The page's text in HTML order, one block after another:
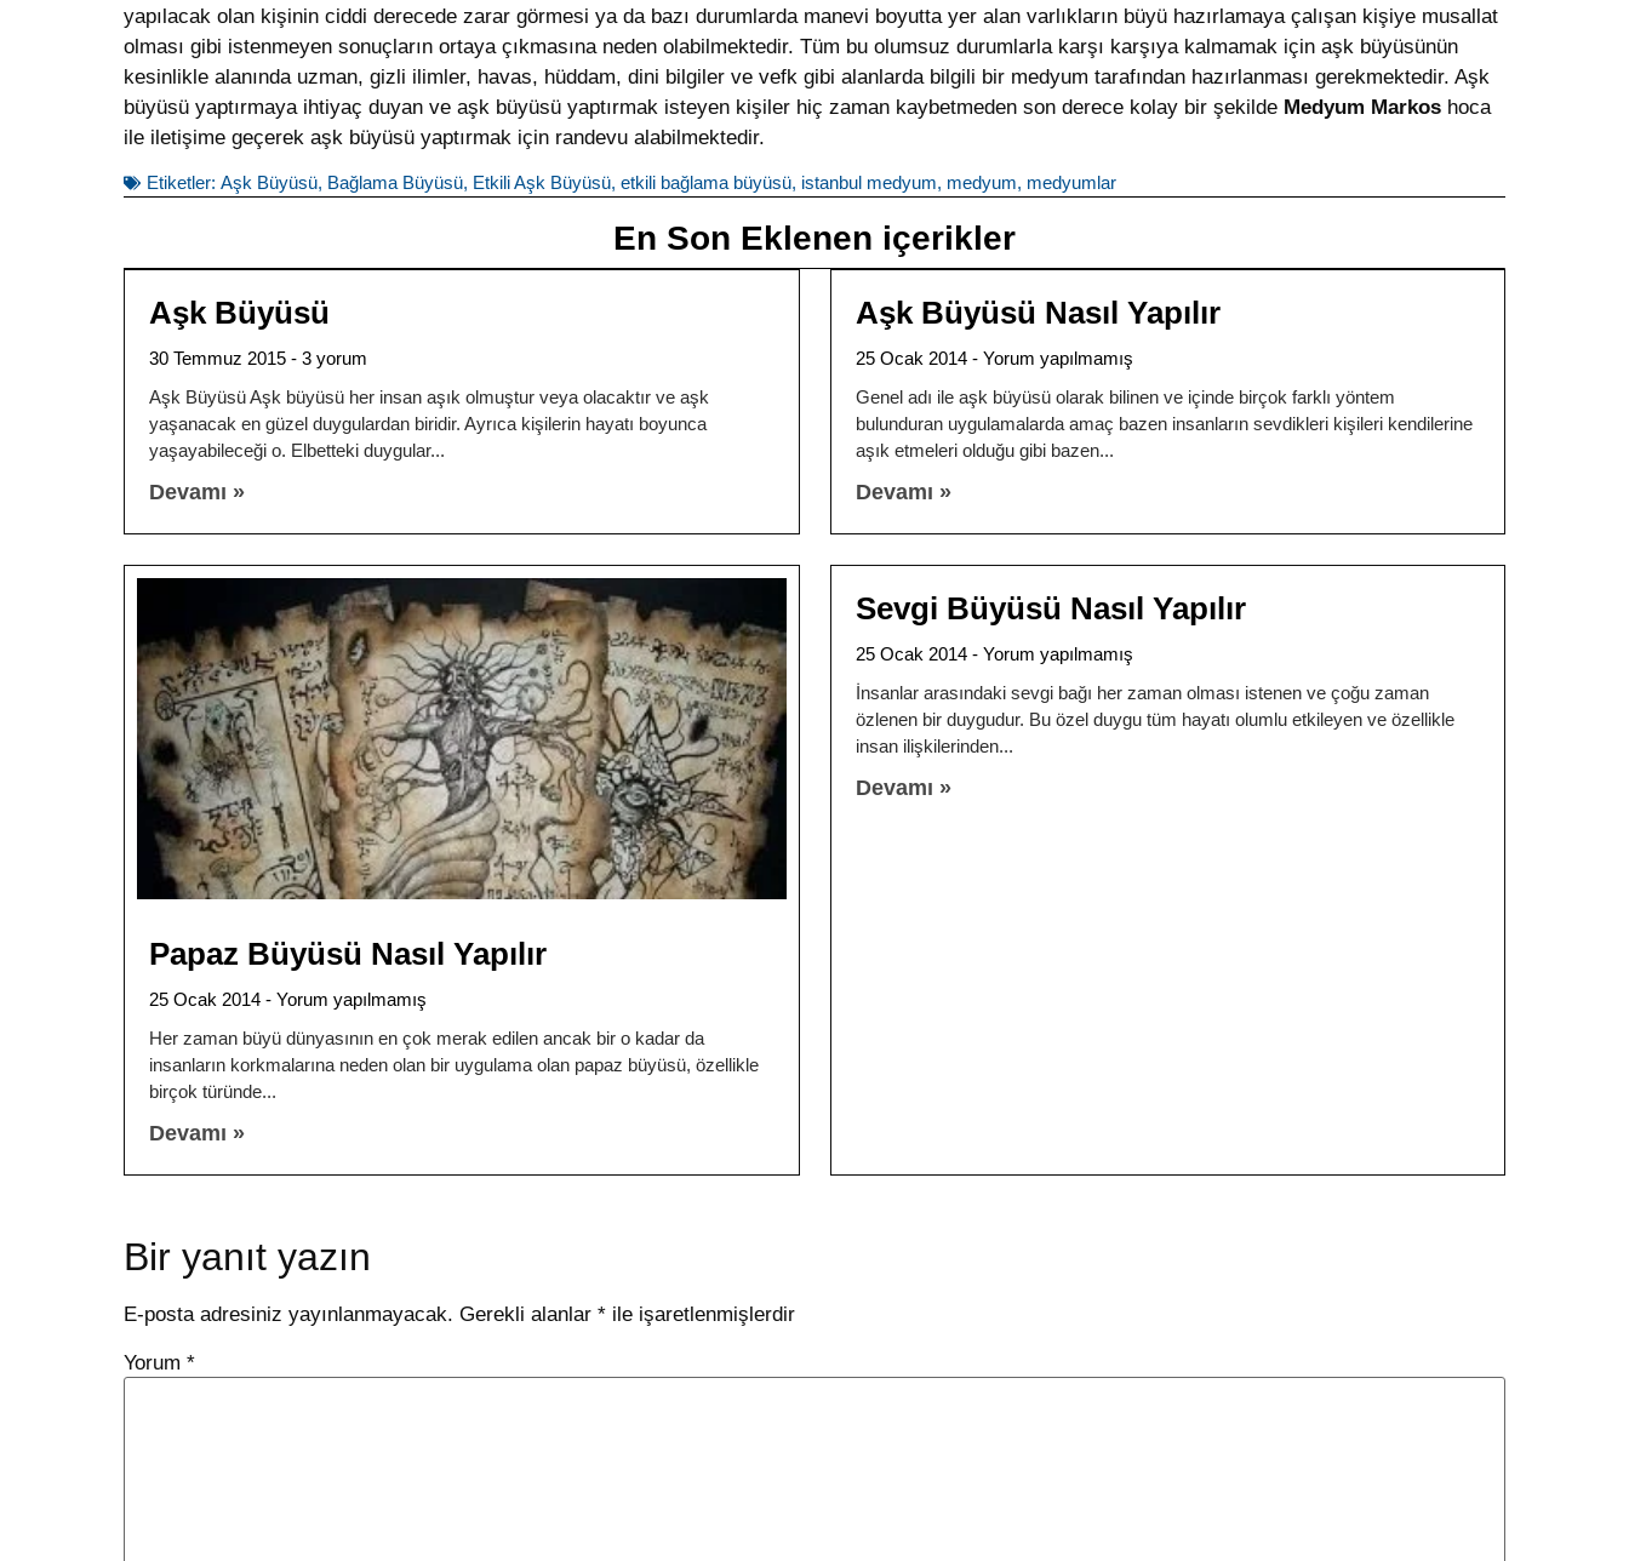
yapılacak olan kişinin ciddi derecede zarar görmesi ya da bazı durumlarda manevi boyutta yer alan varlıkların büyü hazırlamaya çalışan kişiye musallat
olması gibi istenmeyen sonuçların ortaya çıkmasına neden olabilmektedir. Tüm bu olumsuz durumlarla karşı karşıya kalmamak için aşk büyüsünün
kesinlikle alanında uzman, gizli ilimler, havas, hüddam, dini bilgiler ve vefk gibi alanlarda bilgili bir medyum tarafından hazırlanması gerekmektedir. Aşk
büyüsü yaptırmaya ihtiyaç duyan ve aşk büyüsü yaptırmak isteyen kişiler hiç zaman kaybetmeden son derece kolay bir şekilde Medyum Markos hoca
ile iletişime geçerek aşk büyüsü yaptırmak için randevu alabilmektedir.
Etiketler: Aşk Büyüsü, Bağlama Büyüsü, Etkili Aşk Büyüsü, etkili bağlama büyüsü, istanbul medyum, medyum, medyumlar
En Son Eklenen içerikler
Aşk Büyüsü
30 Temmuz 2015
3 yorum
Aşk Büyüsü Aşk büyüsü her insan aşık olmuştur veya olacaktır ve aşk
yaşanacak en güzel duygulardan biridir. Ayrıca kişilerin hayatı boyunca
yaşayabileceği o. Elbetteki duygular
Devamı »
Aşk Büyüsü Nasıl Yapılır
25 Ocak 2014
Yorum yapılmamış
Genel adı ile aşk büyüsü olarak bilinen ve içinde birçok farklı yöntem
bulunduran uygulamalarda amaç bazen insanların sevdikleri kişileri kendilerine
aşık etmeleri olduğu gibi bazen
Devamı »
Papaz Büyüsü Nasıl Yapılır
25 Ocak 2014
Yorum yapılmamış
Her zaman büyü dünyasının en çok merak edilen ancak bir o kadar da
insanların korkmalarına neden olan bir uygulama olan papaz büyüsü, özellikle
birçok türünde
Devamı »
Sevgi Büyüsü Nasıl Yapılır
25 Ocak 2014
Yorum yapılmamış
İnsanlar arasındaki sevgi bağı her zaman olması istenen ve çoğu zaman
özlenen bir duygudur. Bu özel duygu tüm hayatı olumlu etkileyen ve özellikle
insan ilişkilerinden
Devamı »
Bir yanıt yazın
E-posta adresiniz yayınlanmayacak. Gerekli alanlar * ile işaretlenmişlerdir
Yorum *